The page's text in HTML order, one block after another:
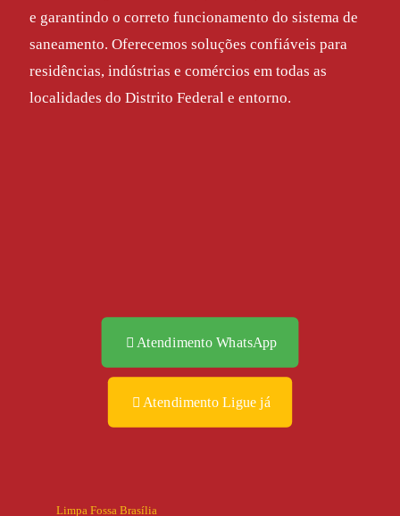
e garantindo o correto funcionamento do sistema de
saneamento. Oferecemos soluções confiáveis para
residências, indústrias e comércios em todas as
localidades do Distrito Federal e entorno.
Atendimento WhatsApp
Atendimento Ligue já
Limpa Fossa Brasília